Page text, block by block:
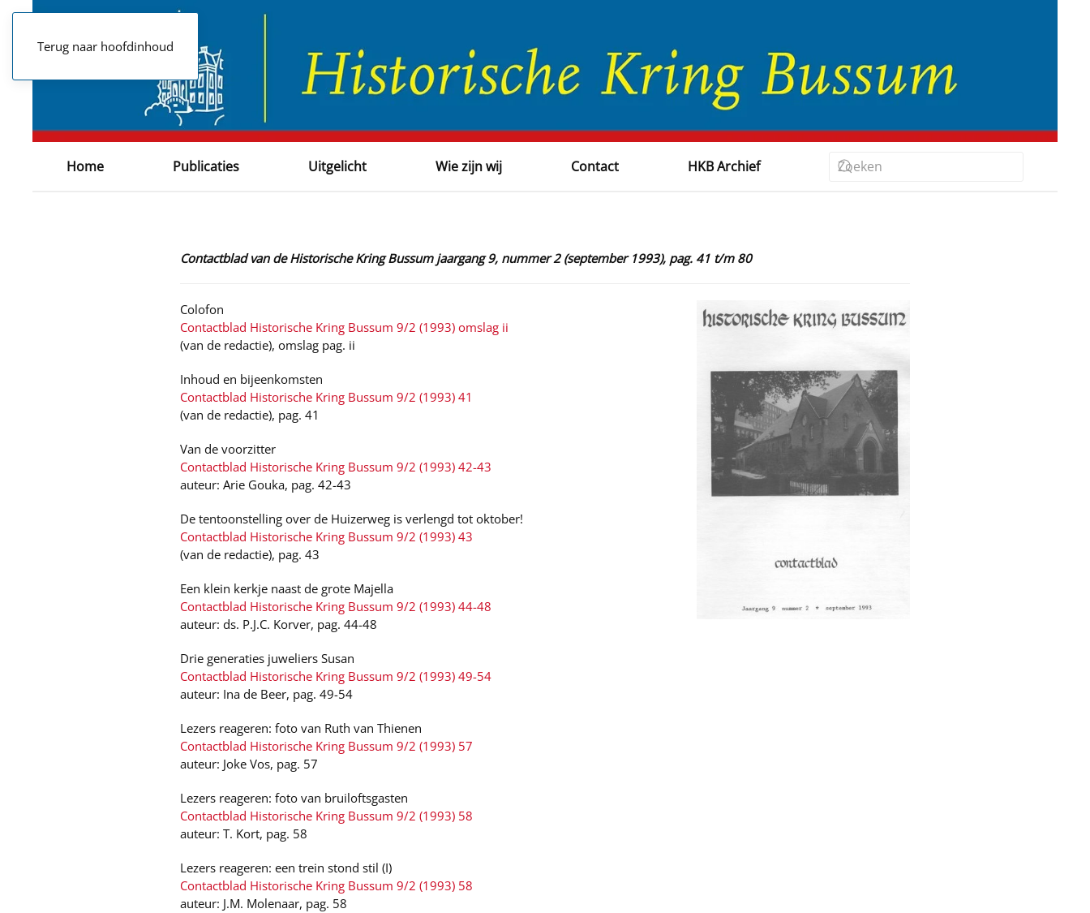
Terug naar hoofdinhoud
Home Publicaties Uitgelicht Wie zijn wij Contact HKB Archief
Contactblad van de Historische Kring Bussum jaargang 9, nummer 2 (september 1993), pag. 41 t/m 80
Colofon
Contactblad Historische Kring Bussum 9/2 (1993) omslag ii
(van de redactie), omslag pag. ii
Inhoud en bijeenkomsten
Contactblad Historische Kring Bussum 9/2 (1993) 41
(van de redactie), pag. 41
Van de voorzitter
Contactblad Historische Kring Bussum 9/2 (1993) 42-43
auteur: Arie Gouka, pag. 42-43
De tentoonstelling over de Huizerweg is verlengd tot oktober!
Contactblad Historische Kring Bussum 9/2 (1993) 43
(van de redactie), pag. 43
Een klein kerkje naast de grote Majella
Contactblad Historische Kring Bussum 9/2 (1993) 44-48
auteur: ds. P.J.C. Korver, pag. 44-48
Drie generaties juweliers Susan
Contactblad Historische Kring Bussum 9/2 (1993) 49-54
auteur: Ina de Beer, pag. 49-54
Lezers reageren: foto van Ruth van Thienen
Contactblad Historische Kring Bussum 9/2 (1993) 57
auteur: Joke Vos, pag. 57
Lezers reageren: foto van bruiloftsgasten
Contactblad Historische Kring Bussum 9/2 (1993) 58
auteur: T. Kort, pag. 58
Lezers reageren: een trein stond stil (I)
Contactblad Historische Kring Bussum 9/2 (1993) 58
auteur: J.M. Molenaar, pag. 58